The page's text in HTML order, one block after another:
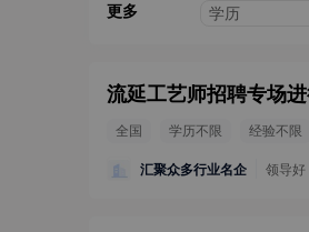
更多 学历
流延工艺师招聘专场
全国 学历不限 经验不限
汇聚众多行业名企 领导好